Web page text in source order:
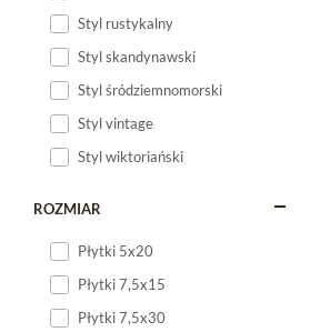
Styl rustykalny
Styl skandynawski
Styl śródziemnomorski
Styl vintage
Styl wiktoriański
ROZMIAR
Płytki 5x20
Płytki 7,5x15
Płytki 7,5x30